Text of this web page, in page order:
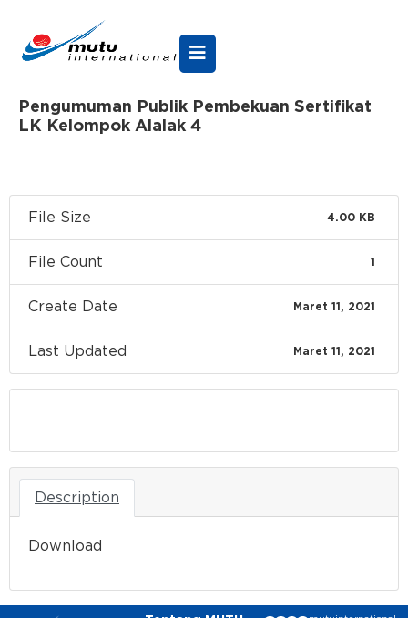
Pengumuman Publik Pembekuan Sertifikat
LK Kelompok Alalak 4
File Size 4.00 KB
File Count 1
Create Date Maret 11, 2021
Last Updated Maret 11, 2021
Description
Download